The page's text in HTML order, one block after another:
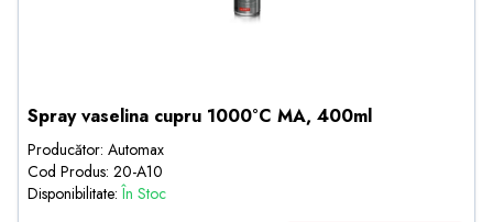
Spray vaselina cupru 1000°C MA, 400ml
Producător: Automax
Cod Produs: 20-A10
Disponibilitate:În Stoc